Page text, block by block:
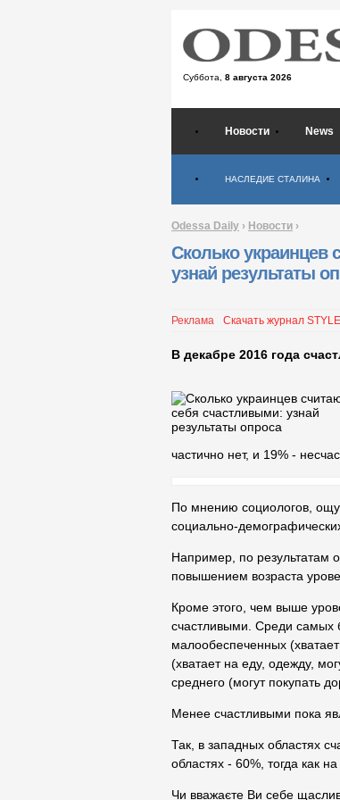
Суббота, 8 августа 2026
Новости News
НАСЛЕДИЕ СТАЛИНА
Odessa Daily › Новости ›
Сколько украинцев
узнай результаты
Реклама Скачать журнал STYLE
В декабре 2016 года
частично нет, и 19% -
По мнению социологов,
социально-
Например, по результатам
повышением возраста
Кроме этого, чем выше
счастливыми. Среди самых
малообеспеченных
(хватает на еду, одежду,
среднего (могут покупать
Менее счастливыми пока
Так, в западных областях
областях - 60%, тогда как
Чи вважаєте Ви себе